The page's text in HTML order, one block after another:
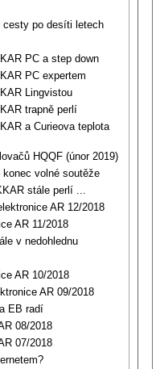
po desíti letech
PC a step down
PC expertem
Lingvistou
trapně perlí
a Curieova teplota
HQQF (únor 2019)
volné soutěže
stále perlí ...
AR 12/2018
AR 11/2018
v nedohlednu
AR 10/2018
AR 09/2018
EB radí
08/2018
07/2018